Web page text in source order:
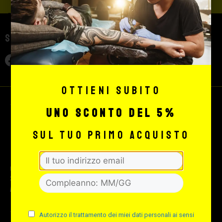
Seguici sui social
© 2026 Max Signorello Tattoo
supply srl.
All rights reserved.
Ottieni subito
uno sconto del 5%
sul tuo primo acquisto
Autorizzo il trattamento dei miei dati personali ai sensi